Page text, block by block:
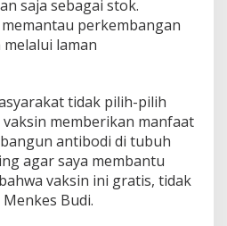
saja sebagai stok.
perkembangan
laman
tidak pilih-pilih
memberikan manfaat
antibodi di tubuh
agar saya membantu
vaksin ini gratis, tidak
Budi.